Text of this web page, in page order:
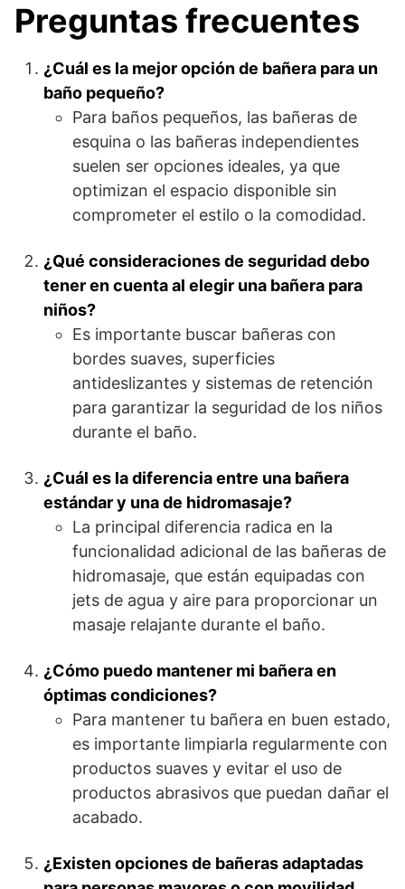
Preguntas frecuentes
¿Cuál es la mejor opción de bañera para un
baño pequeño?
Para baños pequeños, las bañeras de
esquina o las bañeras independientes
suelen ser opciones ideales, ya que
optimizan el espacio disponible sin
comprometer el estilo o la comodidad.
¿Qué consideraciones de seguridad debo
tener en cuenta al elegir una bañera para
niños?
Es importante buscar bañeras con
bordes suaves, superficies
antideslizantes y sistemas de retención
para garantizar la seguridad de los niños
durante el baño.
¿Cuál es la diferencia entre una bañera
estándar y una de hidromasaje?
La principal diferencia radica en la
funcionalidad adicional de las bañeras de
hidromasaje, que están equipadas con
jets de agua y aire para proporcionar un
masaje relajante durante el baño.
¿Cómo puedo mantener mi bañera en
óptimas condiciones?
Para mantener tu bañera en buen estado,
es importante limpiarla regularmente con
productos suaves y evitar el uso de
productos abrasivos que puedan dañar el
acabado.
¿Existen opciones de bañeras adaptadas